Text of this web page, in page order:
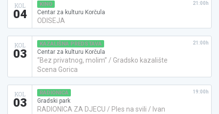
KOL
04
KINO
Centar za kulturu Korčula
ODISEJA
21:00h
KOL
03
KAZALIŠNA PREDSTAVA
Centar za kulturu Korčula
“Bez privatnog, molim” / Gradsko kazalište
Scena Gorica
21:00h
KOL
03
RADIONICA
Gradski park
RADIONICA ZA DJECU / Ples na svili / Ivan
19:00h